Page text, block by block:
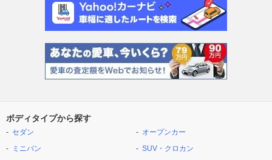
ボディタイプから探す
セダン
ミニバン
オープンカー
SUV・クロカン